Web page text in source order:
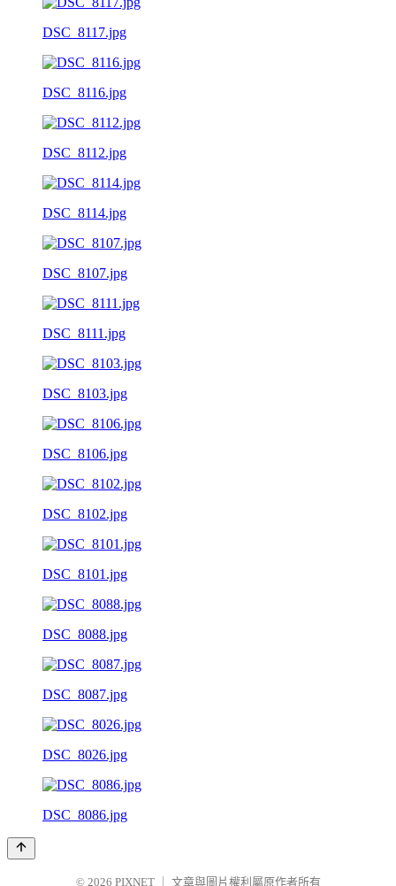
DSC_8117.jpg
DSC_8116.jpg
DSC_8112.jpg
DSC_8114.jpg
DSC_8107.jpg
DSC_8111.jpg
DSC_8103.jpg
DSC_8106.jpg
DSC_8102.jpg
DSC_8101.jpg
DSC_8088.jpg
DSC_8087.jpg
DSC_8026.jpg
DSC_8086.jpg
© 2026 PIXNET 文章與圖片權利屬原作者所有